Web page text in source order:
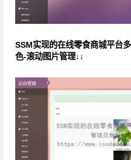
SSM实现的在线零食商城平台
色-滚动图片管理↓↓